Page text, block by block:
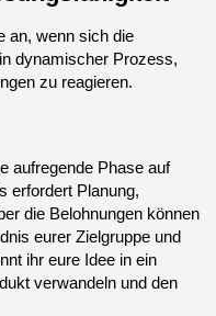
an, wenn sich die
dynamischer Prozess,
zu reagieren.
aufregende Phase auf
erfordert Planung,
die Belohnungen können
eurer Zielgruppe und
ihr eure Idee in ein
verwandeln und den